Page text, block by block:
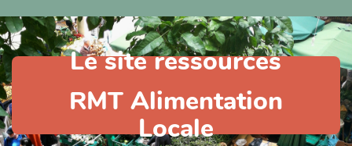
Le site ressources
RMT Alimentation
Locale